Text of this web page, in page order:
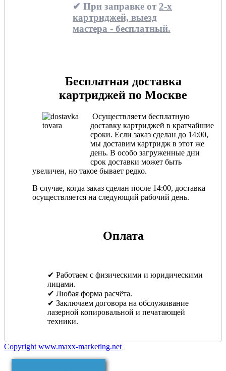
✔ При заправке от 2-х
картриджей, выезд
мастера - бесплатный.
Бесплатная доставка
картриджей по Москве
Осуществляетм бесплатную
доставку картриджей в кратчайшие
сроки. Если заказ сделан до 14:00,
мы доставим картридж в этот же
день. В особо загруженные дни
срок доставки может быть
увеличен, но такое бывает редко.
В случае, когда заказ сделан после 14:00, доставка
осуществляется на следующий рабочий день.
Оплата
✔ Работаем с физическими и юридическими
лицами.
✔ Любая форма расчёта.
✔ Заключаем договора на обслуживание
лазерной копировальной и печатающей
техники.
Copyright www.maxx-marketing.net